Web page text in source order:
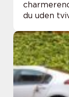
du uden